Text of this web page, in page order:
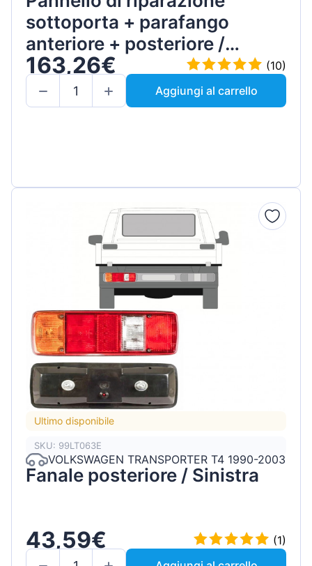
sottoporta + parafango
anteriore + posteriore /
Sinistra+Destra / Set
163,26€
(10)
Aggiungi al carrello
Ultimo disponibile
SKU: 99LT063E
VOLKSWAGEN TRANSPORTER T4 1990-2003
Fanale posteriore / Sinistra
43,59€
(1)